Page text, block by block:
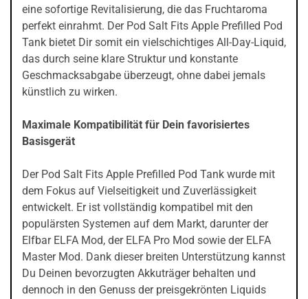
eine sofortige Revitalisierung, die das Fruchtaroma
perfekt einrahmt. Der Pod Salt Fits Apple Prefilled Pod
Tank bietet Dir somit ein vielschichtiges All-Day-Liquid,
das durch seine klare Struktur und konstante
Geschmacksabgabe überzeugt, ohne dabei jemals
künstlich zu wirken.
Maximale Kompatibilität für Dein favorisiertes
Basisgerät
Der Pod Salt Fits Apple Prefilled Pod Tank wurde mit
dem Fokus auf Vielseitigkeit und Zuverlässigkeit
entwickelt. Er ist vollständig kompatibel mit den
populärsten Systemen auf dem Markt, darunter der
Elfbar ELFA Mod, der ELFA Pro Mod sowie der ELFA
Master Mod. Dank dieser breiten Unterstützung kannst
Du Deinen bevorzugten Akkuträger behalten und
dennoch in den Genuss der preisgekrönten Liquids